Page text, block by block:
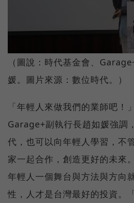
（圖說：時代基金會、
媛。圖片來源：數位時代。）
「年輕人來做我們的業師吧！
Garage+副執行長趙如媛強調
代，也可以向年輕人學習，不
家一起合作，創造更好的未來
年輕人一個舞台與方法與方向
性，人才是台灣最好的投資。